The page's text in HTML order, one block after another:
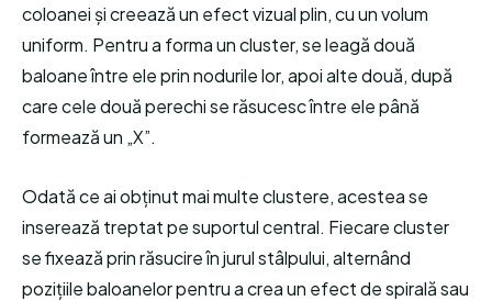
coloanei și creează un efect vizual plin, cu un volum
uniform. Pentru a forma un cluster, se leagă două
baloane între ele prin nodurile lor, apoi alte două, după
care cele două perechi se răsucesc între ele până
formează un „X”.
Odată ce ai obținut mai multe clustere, acestea se
inserează treptat pe suportul central. Fiecare cluster
se fixează prin răsucire în jurul stâlpului, alternând
pozițiile baloanelor pentru a crea un efect de spirală sau